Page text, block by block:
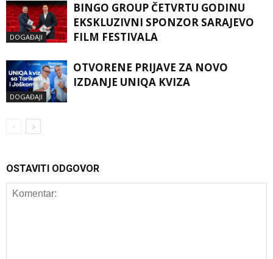
DOGAĐAJI
BINGO GROUP ČETVRTU GODINU
EKSKLUZIVNI SPONZOR SARAJEVO
FILM FESTIVALA
DOGAĐAJI
OTVORENE PRIJAVE ZA NOVO
IZDANJE UNIQA KVIZA
OSTAVITI ODGOVOR